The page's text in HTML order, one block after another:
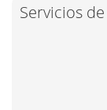
Servicios